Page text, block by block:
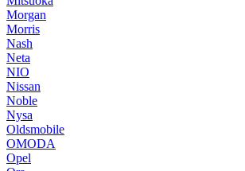
Morgan
Morris
Nash
Neta
NIO
Nissan
Noble
Nysa
Oldsmobile
OMODA
Opel